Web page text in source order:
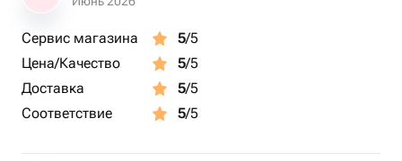
Сервис магазина 5/5
Цена/Качество
5/5
Доставка
5/5
Соответствие
5/5